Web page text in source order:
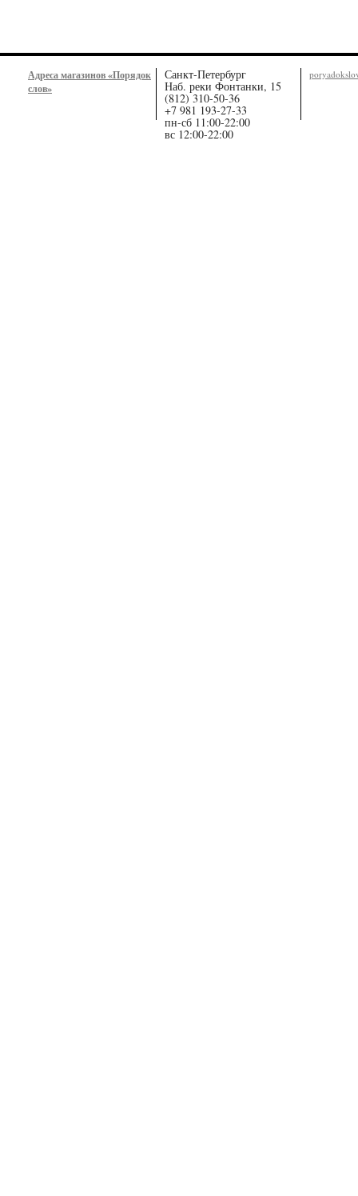
Адреса магазинов «Порядок
слов»
Санкт-Петербург
Наб. реки Фонтанки, 15
(812) 310-50-36
+7 981 193-27-33
пн-сб 11:00-22:00
вс 12:00-22:00